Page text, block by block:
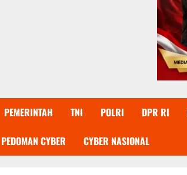
PEMERINTAH TNI POLRI DPR RI
PEDOMAN CYBER CYBER NASIONAL